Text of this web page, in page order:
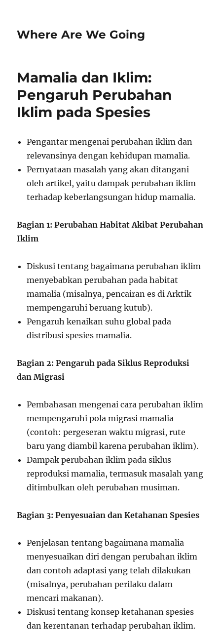
Where Are We Going
Mamalia dan Iklim:
Pengaruh Perubahan
Iklim pada Spesies
Pengantar mengenai perubahan iklim dan
relevansinya dengan kehidupan mamalia.
Pernyataan masalah yang akan ditangani
oleh artikel, yaitu dampak perubahan iklim
terhadap keberlangsungan hidup mamalia.
Bagian 1: Perubahan Habitat Akibat Perubahan
Iklim
Diskusi tentang bagaimana perubahan iklim
menyebabkan perubahan pada habitat
mamalia (misalnya, pencairan es di Arktik
mempengaruhi beruang kutub).
Pengaruh kenaikan suhu global pada
distribusi spesies mamalia.
Bagian 2: Pengaruh pada Siklus Reproduksi
dan Migrasi
Pembahasan mengenai cara perubahan iklim
mempengaruhi pola migrasi mamalia
(contoh: pergeseran waktu migrasi, rute
baru yang diambil karena perubahan iklim).
Dampak perubahan iklim pada siklus
reproduksi mamalia, termasuk masalah yang
ditimbulkan oleh perubahan musiman.
Bagian 3: Penyesuaian dan Ketahanan Spesies
Penjelasan tentang bagaimana mamalia
menyesuaikan diri dengan perubahan iklim
dan contoh adaptasi yang telah dilakukan
(misalnya, perubahan perilaku dalam
mencari makanan).
Diskusi tentang konsep ketahanan spesies
dan kerentanan terhadap perubahan iklim.